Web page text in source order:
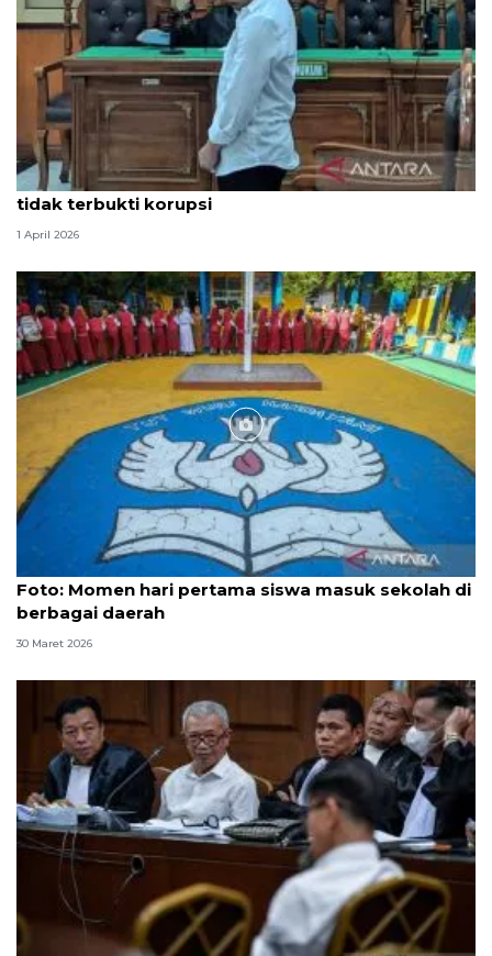
Hakim PN Medan vonis bebas Amsal Sitepu karena
tidak terbukti korupsi
1 April 2026
Foto: Momen hari pertama siswa masuk sekolah di
berbagai daerah
30 Maret 2026